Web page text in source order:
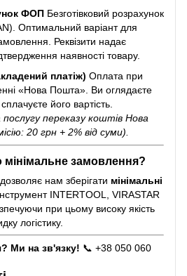
ФОП Безготівковий розрахунок
Оптимальний варіант для
Реквізити надає
наявності товару.
платіж) Оплата при
«Нова Пошта». Ви оглядаєте
його вартість.
переказу коштів Нова
20 грн + 2% від суми).
замовлення?
дозволяє нам зберігати мінімальні
INTERTOOL, VIRASTAR
при цьому високу якість
логістику.
Ми на зв'язку! 📞 +38 050 060